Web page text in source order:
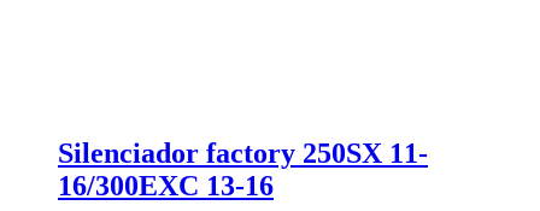
Silenciador factory 250SX 11-
16/300EXC 13-16